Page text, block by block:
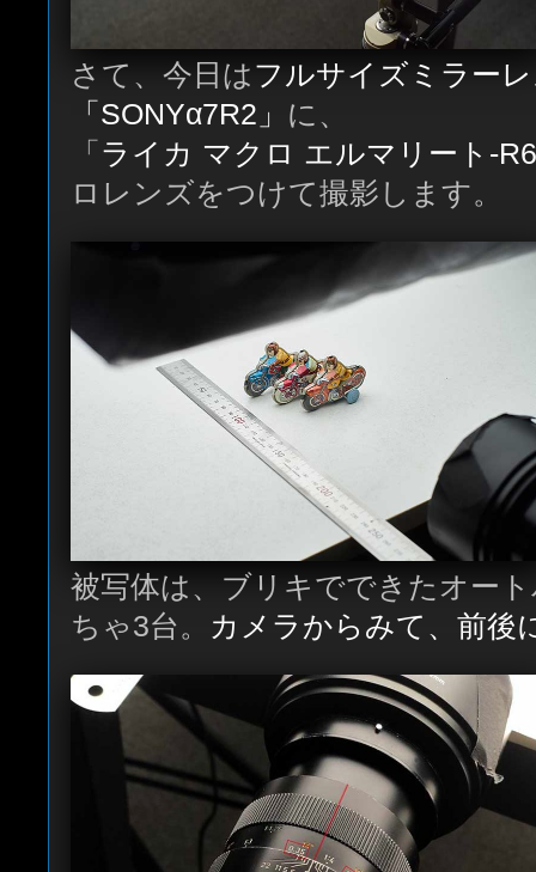
さて、今日はフルサイズミラー
「SONYα7R2」 に、
「 ライカ マクロ エルマリート-
ロレンズをつけて撮影します。
被写体は、ブリキでできたオー
ちゃ3台。
カメラからみて、前後